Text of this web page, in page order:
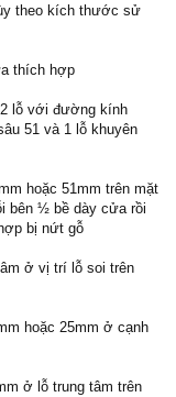
theo kích thước sử
thích hợp
lỗ với đường kính
51 và 1 lỗ khuyên
hoặc 51mm trên mặt
bên ½ bề dày cửa rồi
bị nứt gỗ
ở vị trí lỗ soi trên
hoặc 25mm ở cạnh
ở lỗ trung tâm trên